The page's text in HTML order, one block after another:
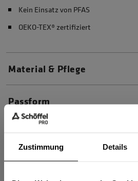
Zustimmung Details
Kein Einsatz von PFAS
OEKO-TEX® zertifiziert
Material & Pflege
Passform